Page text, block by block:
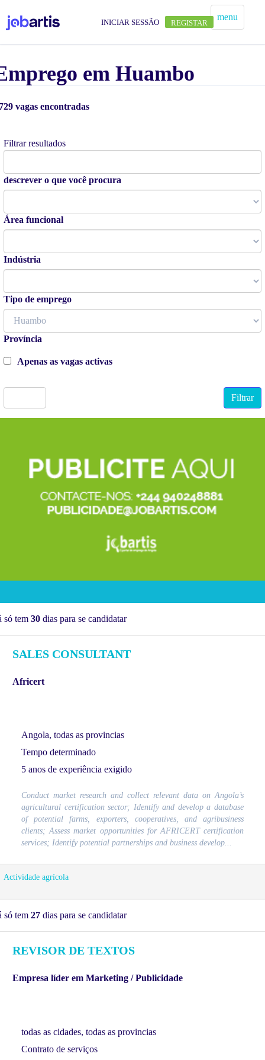
menu
INICIAR SESSÃO REGISTAR
em Huambo
vagas encontradas
Filtrar resultados
descrever o que você procura
Área funcional
Indústria
Tipo de emprego
Província
Apenas as vagas activas
só tem 30 dias para se candidatar
SALES CONSULTANT
Africert
Angola, todas as provincias
Tempo determinado
5 anos de experiência exigido
Conduct market research and collect relevant data on Angola’s
agricultural certification sector; Identify and develop a database
of potential farms, exporters, cooperatives, and agribusiness
clients; Assess market opportunities for AFRICERT certification
services; Identify potential partnerships and business develop...
Actividade agrícola
só tem 27 dias para se candidatar
REVISOR DE TEXTOS
Empresa líder em Marketing / Publicidade
todas as cidades, todas as provincias
Contrato de serviços